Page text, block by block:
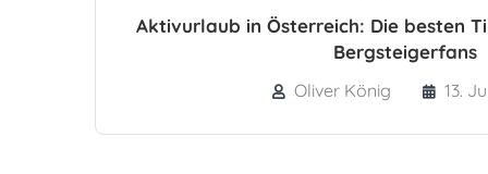
Aktivurlaub in Österreich: Die besten
Bergsteigerfans
Oliver König 13.